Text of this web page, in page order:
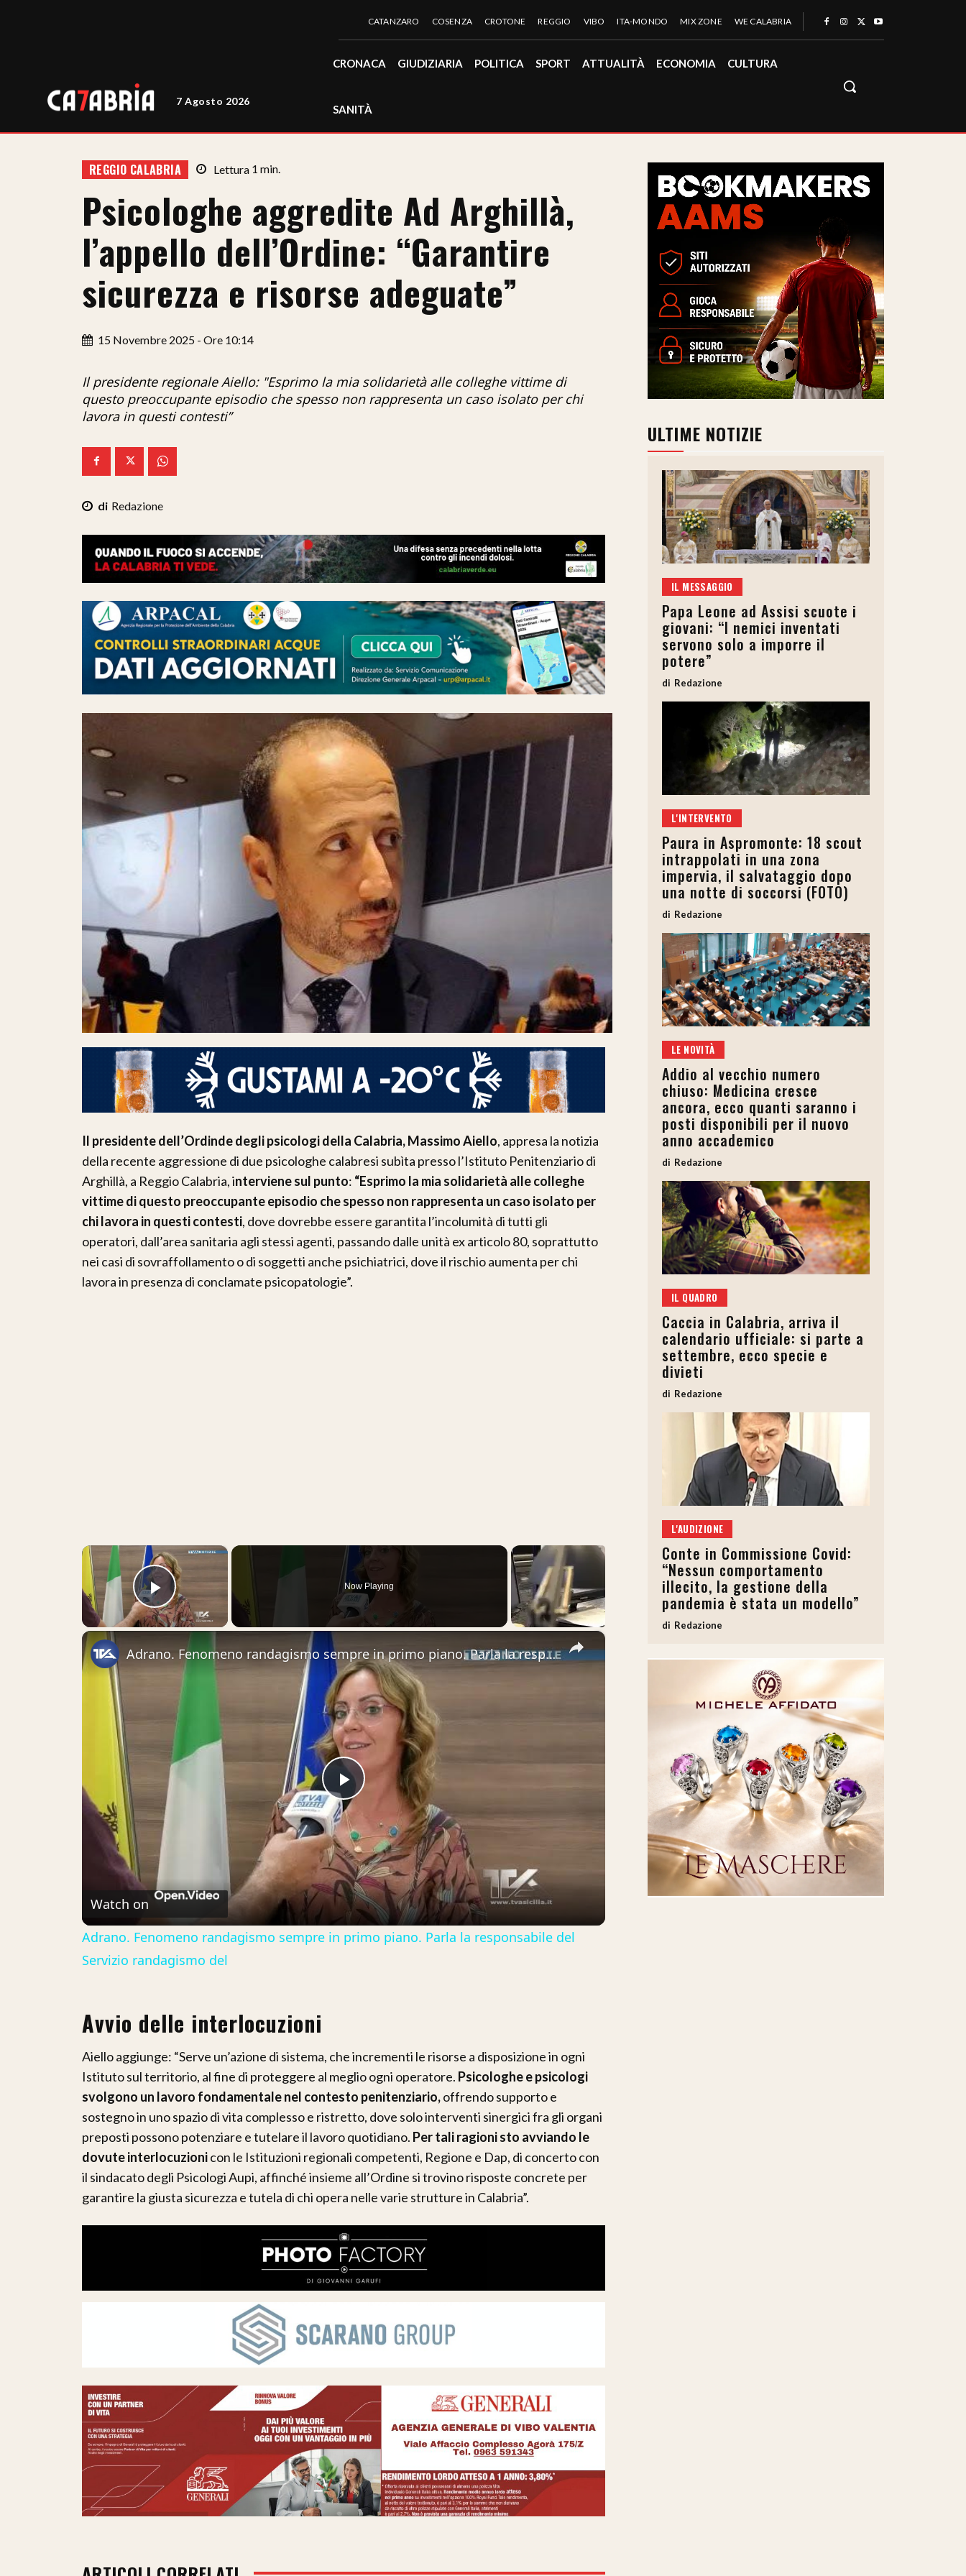
7 Agosto 2026
CATANZARO COSENZA CROTONE REGGIO VIBO ITA-MONDO MIX ZONE WE CALABRIA
CRONACA GIUDIZIARIA POLITICA SPORT ATTUALITÀ ECONOMIA CULTURA
SANITÀ
REGGIO CALABRIA Lettura 1 min.
Psicologhe aggredite Ad Arghillà,
l’appello dell’Ordine: “Garantire
sicurezza e risorse adeguate”
15 Novembre 2025 - Ore 10:14
Il presidente regionale Aiello: "Esprimo la mia solidarietà alle colleghe vittime di
questo preoccupante episodio che spesso non rappresenta un caso isolato per chi
lavora in questi contesti”
Redazione
Il presidente dell’Ordinde degli psicologi della Calabria, Massimo Aiello, appresa la notizia
della recente aggressione di due psicologhe calabresi subìta presso l’Istituto Penitenziario di
Arghillà, a Reggio Calabria, interviene sul punto: “Esprimo la mia solidarietà alle colleghe
vittime di questo preoccupante episodio che spesso non rappresenta un caso isolato per
chi lavora in questi contesti, dove dovrebbe essere garantita l’incolumità di tutti gli
operatori, dall’area sanitaria agli stessi agenti, passando dalle unità ex articolo 80, soprattutto
nei casi di sovraffollamento o di soggetti anche psichiatrici, dove il rischio aumenta per chi
lavora in presenza di conclamate psicopatologie”.
×
Play Video
Now Playing
×
Play
Video
Adrano. Fenomeno randagismo sempre in primo piano. Parla la responsabile del Servizio randagismo del
Watch on
Adrano. Fenomeno randagismo sempre in primo piano. Parla la responsabile del
Servizio randagismo del
Avvio delle interlocuzioni
Aiello aggiunge: “Serve un’azione di sistema, che incrementi le risorse a disposizione in ogni
Istituto sul territorio, al fine di proteggere al meglio ogni operatore. Psicologhe e psicologi
svolgono un lavoro fondamentale nel contesto penitenziario,offrendo supporto e
sostegno in uno spazio di vita complesso e ristretto, dove solo interventi sinergici fra gli organi
preposti possono potenziare e tutelare il lavoro quotidiano. Per tali ragioni sto avviando le
dovute interlocuzionicon le Istituzioni regionali competenti, Regione e Dap, di concerto con
il sindacato degli Psicologi Aupi, affinché insieme all’Ordine si trovino risposte concrete per
garantire la giusta sicurezza e tutela di chi opera nelle varie strutture in Calabria”.
ULTIME NOTIZIE
IL MESSAGGIO
Papa Leone ad Assisi scuote i
giovani: “I nemici inventati
servono solo a imporre il
potere”
Redazione
L'INTERVENTO
Paura in Aspromonte: 18 scout
intrappolati in una zona
impervia, il salvataggio dopo
una notte di soccorsi (FOTO)
Redazione
LE NOVITÀ
Addio al vecchio numero
chiuso: Medicina cresce
ancora, ecco quanti saranno i
posti disponibili per il nuovo
anno accademico
Redazione
IL QUADRO
Caccia in Calabria, arriva il
calendario ufficiale: si parte a
settembre, ecco specie e
divieti
Redazione
L'AUDIZIONE
Conte in Commissione Covid:
“Nessun comportamento
illecito, la gestione della
pandemia è stata un modello”
Redazione